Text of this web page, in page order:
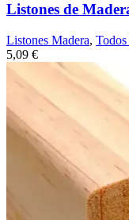
Listones de
Listones Madera,
5,09 €